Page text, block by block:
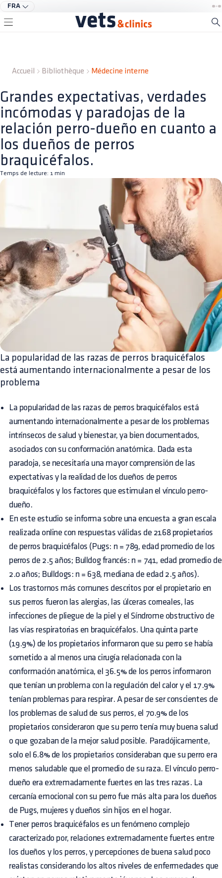
FRA
Accueil Bibliothèque Médecine interne
Grandes expectativas, verdades
incómodas y paradojas de la
relación perro-dueño en cuanto a
los dueños de perros
braquicéfalos.
Temps de lecture: 1 min
La popularidad de las razas de perros braquicéfalos
está aumentando internacionalmente a pesar de los
problema
La popularidad de las razas de perros braquicéfalos está
aumentando internacionalmente a pesar de los problemas
intrínsecos de salud y bienestar, ya bien documentados,
asociados con su conformación anatómica. Dada esta
paradoja, se necesitaría una mayor comprensión de las
expectativas y la realidad de los dueños de perros
braquicéfalos y los factores que estimulan el vínculo perro-
dueño.
En este estudio se informa sobre una encuesta a gran escala
realizada online con respuestas válidas de 2168 propietarios
de perros braquicéfalos (Pugs: n = 789, edad promedio de los
perros de 2.5 años; Bulldog francés: n = 741, edad promedio de
2.0 años; Bulldogs: n = 638, mediana de edad 2.5 años).
Los trastornos más comunes descritos por el propietario en
sus perros fueron las alergias, las úlceras corneales, las
infecciones de pliegue de la piel y el Síndrome obstructivo de
las vías respiratorias en braquicéfalos. Una quinta parte
(19.9%) de los propietarios informaron que su perro se había
sometido a al menos una cirugía relacionada con la
conformación anatómica, el 36.5% de los perros informaron
que tenían un problema con la regulación del calor y el 17.9%
tenían problemas para respirar. A pesar de ser conscientes de
los problemas de salud de sus perros, el 70.9% de los
propietarios consideraron que su perro tenía muy buena salud
o que gozaban de la mejor salud posible. Paradójicamente,
solo el 6.8% de los propietarios consideraban que su perro era
menos saludable que el promedio de su raza. El vínculo perro-
dueño era extremadamente fuertes en las tres razas. La
cercanía emocional con su perro fue más alta para los dueños
de Pugs, mujeres y dueños sin hijos en el hogar.
Tener perros braquicéfalos es un fenómeno complejo
caracterizado por, relaciones extremadamente fuertes entre
los dueños y los perros, y percepciones de buena salud poco
realistas considerando los altos niveles de enfermedades que